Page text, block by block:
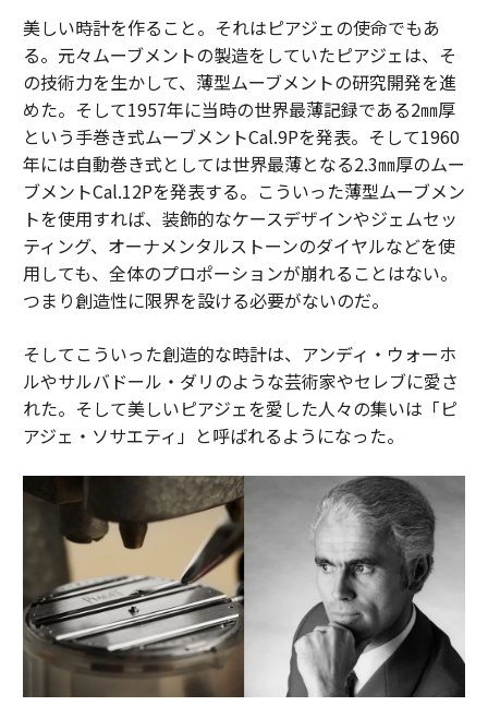
美しい時計を作ること。それはピアジェの使命でもあ
る。元々ムーブメントの製造をしていたピアジェは、そ
の技術力を生かして、薄型ムーブメントの研究開発を進
めた。そして1957年に当時の世界最薄記録である2㎜厚
という手巻き式ムーブメントCal.9Pを発表。そして1960
年には自動巻き式としては世界最薄となる2.3㎜厚のムー
ブメントCal.12Pを発表する。こういった薄型ムーブメン
トを使用すれば、装飾的なケースデザインやジェムセッ
ティング、オーナメンタルストーンのダイヤルなどを使
用しても、全体のプロポーションが崩れることはない。
つまり創造性に限界を設ける必要がないのだ。
そしてこういった創造的な時計は、アンディ・ウォーホ
ルやサルバドール・ダリのような芸術家やセレブに愛さ
れた。そして美しいピアジェを愛した人々の集いは「ピ
アジェ・ソサエティ」と呼ばれるようになった。